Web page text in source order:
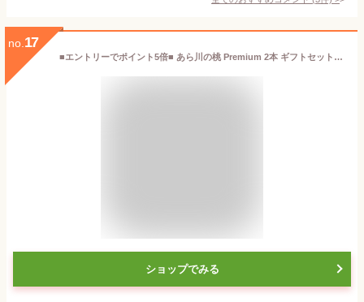
no. 17
■エントリーでポイント5倍■ あら川の桃 Premium 2本 ギフトセット ジュース 桃 ストレートジュース 八旗農園 和歌山県 川中島白桃 もも ソフトドリンク 果汁100％
ショップでみる